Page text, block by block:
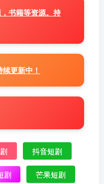
书籍等资源。持
更新中！
抖音短剧
剧 芒果短剧